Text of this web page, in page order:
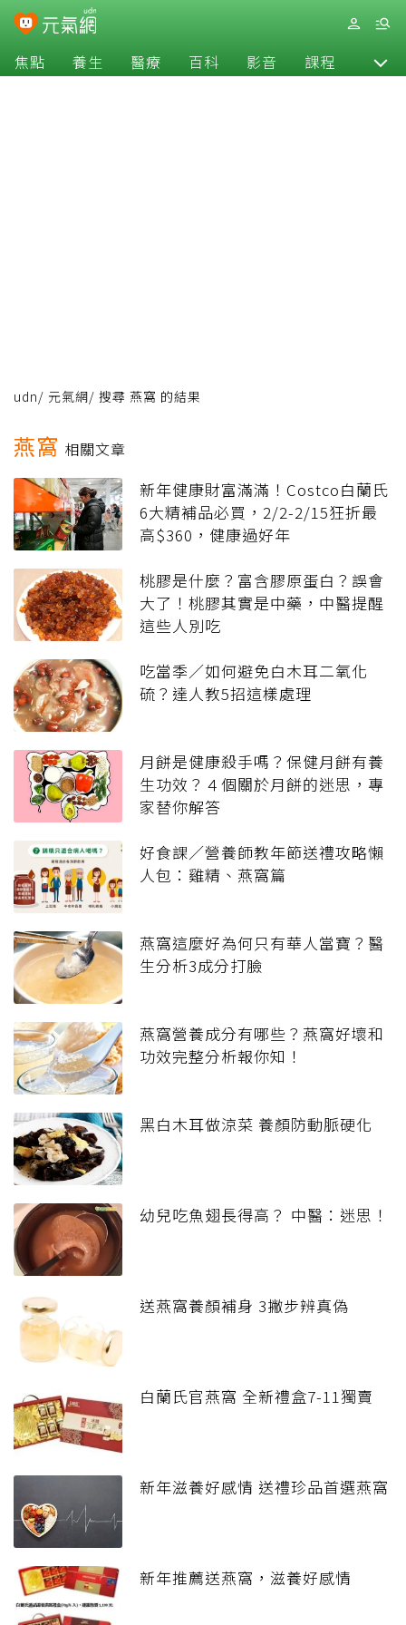
焦點 養生 醫療 百科 影音 課程 退休
udn/ 元氣網/ 搜尋 燕窩 的結果
燕窩 相關文章
新年健康財富滿滿！Costco白蘭氏
6大精補品必買，2/2-2/15狂折最
高$360，健康過好年
桃膠是什麼？富含膠原蛋白？誤會
大了！桃膠其實是中藥，中醫提醒
這些人別吃
吃當季／如何避免白木耳二氧化
硫？達人教5招這樣處理
月餅是健康殺手嗎？保健月餅有養
生功效？４個關於月餅的迷思，專
家替你解答
好食課／營養師教年節送禮攻略懶
人包：雞精、燕窩篇
燕窩這麼好為何只有華人當寶？醫
生分析3成分打臉
燕窩營養成分有哪些？燕窩好壞和
功效完整分析報你知！
黑白木耳做涼菜 養顏防動脈硬化
幼兒吃魚翅長得高？ 中醫：迷思！
送燕窩養顏補身 3撇步辨真偽
白蘭氏官燕窩 全新禮盒7-11獨賣
新年滋養好感情 送禮珍品首選燕窩
新年推薦送燕窩，滋養好感情